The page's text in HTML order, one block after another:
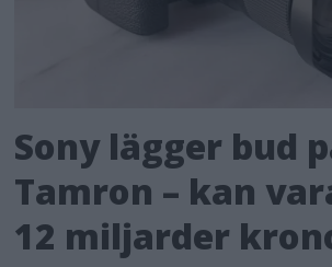
Sony lägger bud
Tamron – kan
12 miljarder